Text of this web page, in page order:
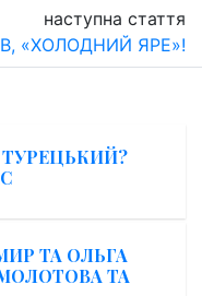
наступна стаття
«ХОЛОДНИЙ ЯРЕ»!
ТА ОЛЬГА
ТА